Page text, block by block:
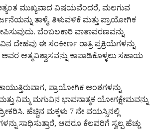
ಮುಖ್ಯವಾದ ವಿಷಯವೆಂದರೆ, ಮಲಗುವ
ತಾಳ್ಮೆ, ತಿಳುವಳಿಕೆ ಮತ್ತು ಪ್ರಾಯೋಗಿಕ
ಬೆಂಬಲಕಾರಿ ವಾತಾವರಣವನ್ನು
ದೇಹವು ಈ ಸಂಕೀರ್ಣ ರಾತ್ರಿ ಪ್ರಕ್ರಿಯೆಗಳನ್ನು
ಅವರ ಆತ್ಮವಿಶ್ವಾಸವನ್ನು ಕಾಪಾಡಿಕೊಳ್ಳಲು ಸಹಾಯ
ಪ್ರಾಯೋಗಿಕ ಅಂಶಗಳನ್ನು
ನಿಮ್ಮ ಮಗುವಿನ ಭಾವನಾತ್ಮಕ ಯೋಗಕ್ಷೇಮವನ್ನು
ಹೆಚ್ಚಿನ ಮಕ್ಕಳು 7 ನೇ ವಯಸ್ಸಿನಲ್ಲಿ
ಸಾಧಿಸುತ್ತಾರೆ, ಆದರೂ ಕೆಲವರಿಗೆ ಸ್ವಲ್ಪ ಹೆಚ್ಚು